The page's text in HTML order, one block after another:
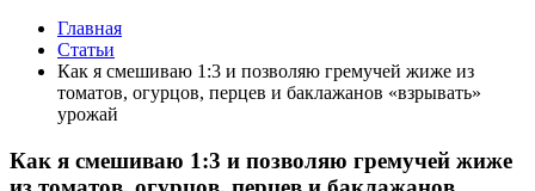
Главная
Статьи
Как я смешиваю 1:3 и позволяю гремучей жиже из
томатов, огурцов, перцев и баклажанов «взрывать»
урожай
Как я смешиваю 1:3 и позволяю гремучей жиже